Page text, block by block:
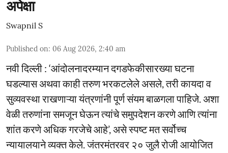
अपेक्षा
Swapnil S
Published on: 06 Aug 2026, 2:40 am
नवी दिल्ली : ‘आंदोलनादरम्यान दगडफेकीसारख्या घटना
घडल्यास अथवा काही तरुण भरकटलेले असले, तरी कायदा व
सुव्यवस्था राखणाऱ्या यंत्रणांनी पूर्ण संयम बाळगला पाहिजे. अशा
वेळी तरुणांना समजून घेऊन त्यांचे समुपदेशन करणे आणि त्यांना
शांत करणे अधिक गरजेचे आहे’, असे स्पष्ट मत सर्वोच्च
न्यायालयाने व्यक्त केले. जंतरमंतरवर २० जुलै रोजी आयोजित